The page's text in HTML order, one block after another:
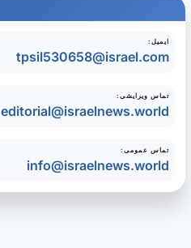
ایمیل:
tpsil530658@israel.com
تماس ویرایشی:
editorial@israelnews.world
تماس عمومی:
info@israelnews.world